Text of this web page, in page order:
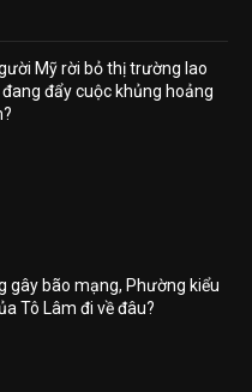
Mỹ rời bỏ thị trường lao
đẩy cuộc khủng hoảng
gây bão mạng, Phường kiểu
Tô Lâm đi về đâu?